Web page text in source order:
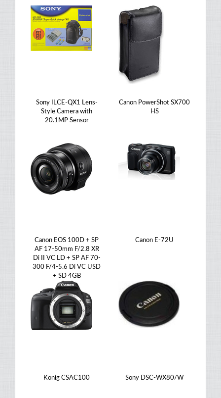
Sony ILCE-QX1 Lens-
Style Camera with
20.1MP Sensor
Canon PowerShot SX700
HS
Canon EOS 100D + SP
AF 17-50mm F/2.8 XR
Di II VC LD + SP AF 70-
300 F/4-5.6 Di VC USD
+ SD 4GB
Canon E-72U
König CSAC100 Sony DSC-WX80/W